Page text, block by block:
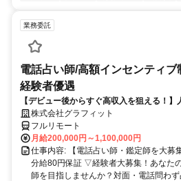
業務委託
電話占い師/高額インセンティ
経験者優遇
【デビュー後からすぐ高収入を狙える！
トで占いのお仕事
株式会社グラフィット
フルリモート
月給200,000円～1,100,000円
仕事内容: 【電話占い師・鑑定師を大募
分給80円保証 ▽経験者大募集！あなた
師を目指しませんか？対面・電話問わ